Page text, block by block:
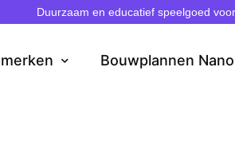
Duurzaam en educatief speelgoed
Bouwplannen